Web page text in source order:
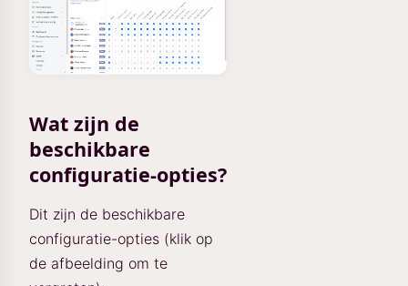
Wat zijn de
beschikbare
configuratie-opties?
Dit zijn de beschikbare
configuratie-opties (klik op
de afbeelding om te